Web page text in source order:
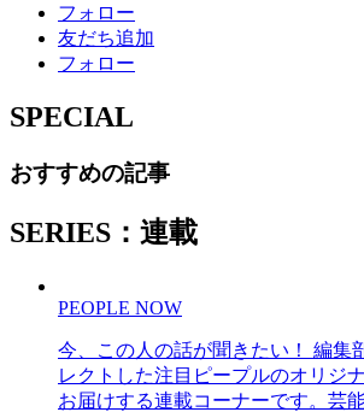
フォロー
友だち追加
フォロー
SPECIAL
おすすめの記事
SERIES：連載
PEOPLE NOW
今、この人の話が聞きたい！ 編集
レクトした注目ピープルのオリジ
お届けする連載コーナーです。芸